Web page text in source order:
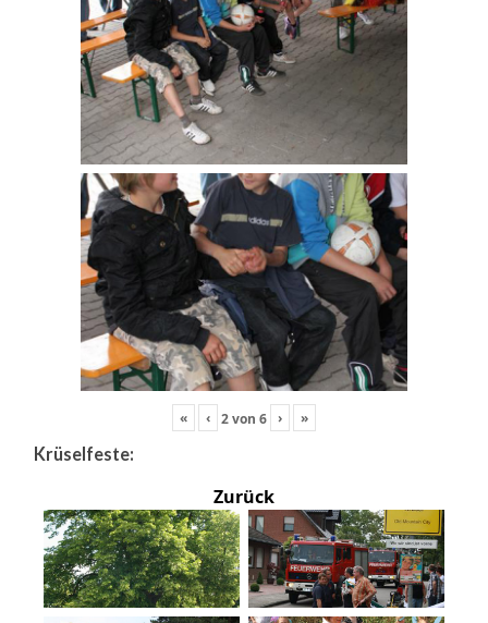
« ‹ 2von 6 › »
Krüselfeste:
Zurück